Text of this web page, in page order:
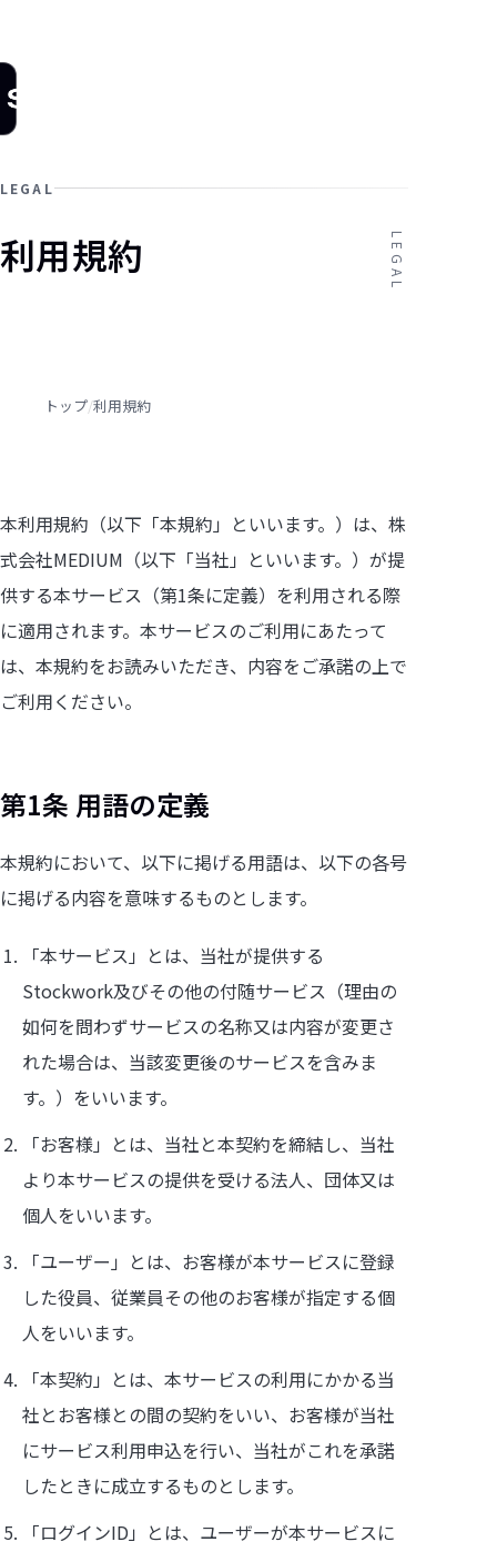
LEGAL
LEGAL
利用規約
トップ/利用規約
本利用規約（以下「本規約」といいます。）は、株
式会社MEDIUM（以下「当社」といいます。）が提
供する本サービス（第1条に定義）を利用される際
に適用されます。本サービスのご利用にあたって
は、本規約をお読みいただき、内容をご承諾の上で
ご利用ください。
第1条 用語の定義
本規約において、以下に掲げる用語は、以下の各号
に掲げる内容を意味するものとします。
「本サービス」とは、当社が提供する
Stockwork及びその他の付随サービス（理由の
如何を問わずサービスの名称又は内容が変更さ
れた場合は、当該変更後のサービスを含みま
す。）をいいます。
「お客様」とは、当社と本契約を締結し、当社
より本サービスの提供を受ける法人、団体又は
個人をいいます。
「ユーザー」とは、お客様が本サービスに登録
した役員、従業員その他のお客様が指定する個
人をいいます。
「本契約」とは、本サービスの利用にかかる当
社とお客様との間の契約をいい、お客様が当社
にサービス利用申込を行い、当社がこれを承諾
したときに成立するものとします。
「ログインID」とは、ユーザーが本サービスに